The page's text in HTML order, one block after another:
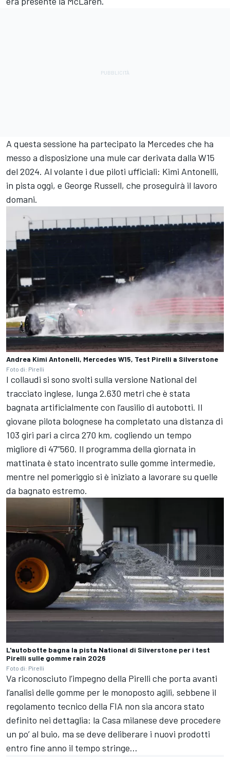
A questa sessione ha partecipato la Mercedes che ha
messo a disposizione una mule car derivata dalla W15
del 2024. Al volante i due piloti ufficiali: Kimi Antonelli,
in pista oggi, e George Russell, che proseguirà il lavoro
domani.
Andrea Kimi Antonelli, Mercedes W15, Test Pirelli a Silverstone
Foto di: Pirelli
I collaudi si sono svolti sulla versione National del
tracciato inglese, lunga 2.630 metri che è stata
bagnata artificialmente con l’ausilio di autobotti. Il
giovane pilota bolognese ha completato una distanza di
103 giri pari a circa 270 km, cogliendo un tempo
migliore di 47”560. Il programma della giornata in
mattinata è stato incentrato sulle gomme intermedie,
mentre nel pomeriggio si è iniziato a lavorare su quelle
da bagnato estremo.
L'autobotte bagna la pista National di Silverstone per i test
Pirelli sulle gomme rain 2026
Foto di: Pirelli
Va riconosciuto l’impegno della Pirelli che porta avanti
l’analisi delle gomme per le monoposto agili, sebbene il
regolamento tecnico della FIA non sia ancora stato
definito nei dettaglia: la Casa milanese deve procedere
un po’ al buio, ma se deve deliberare i nuovi prodotti
entro fine anno il tempo stringe...